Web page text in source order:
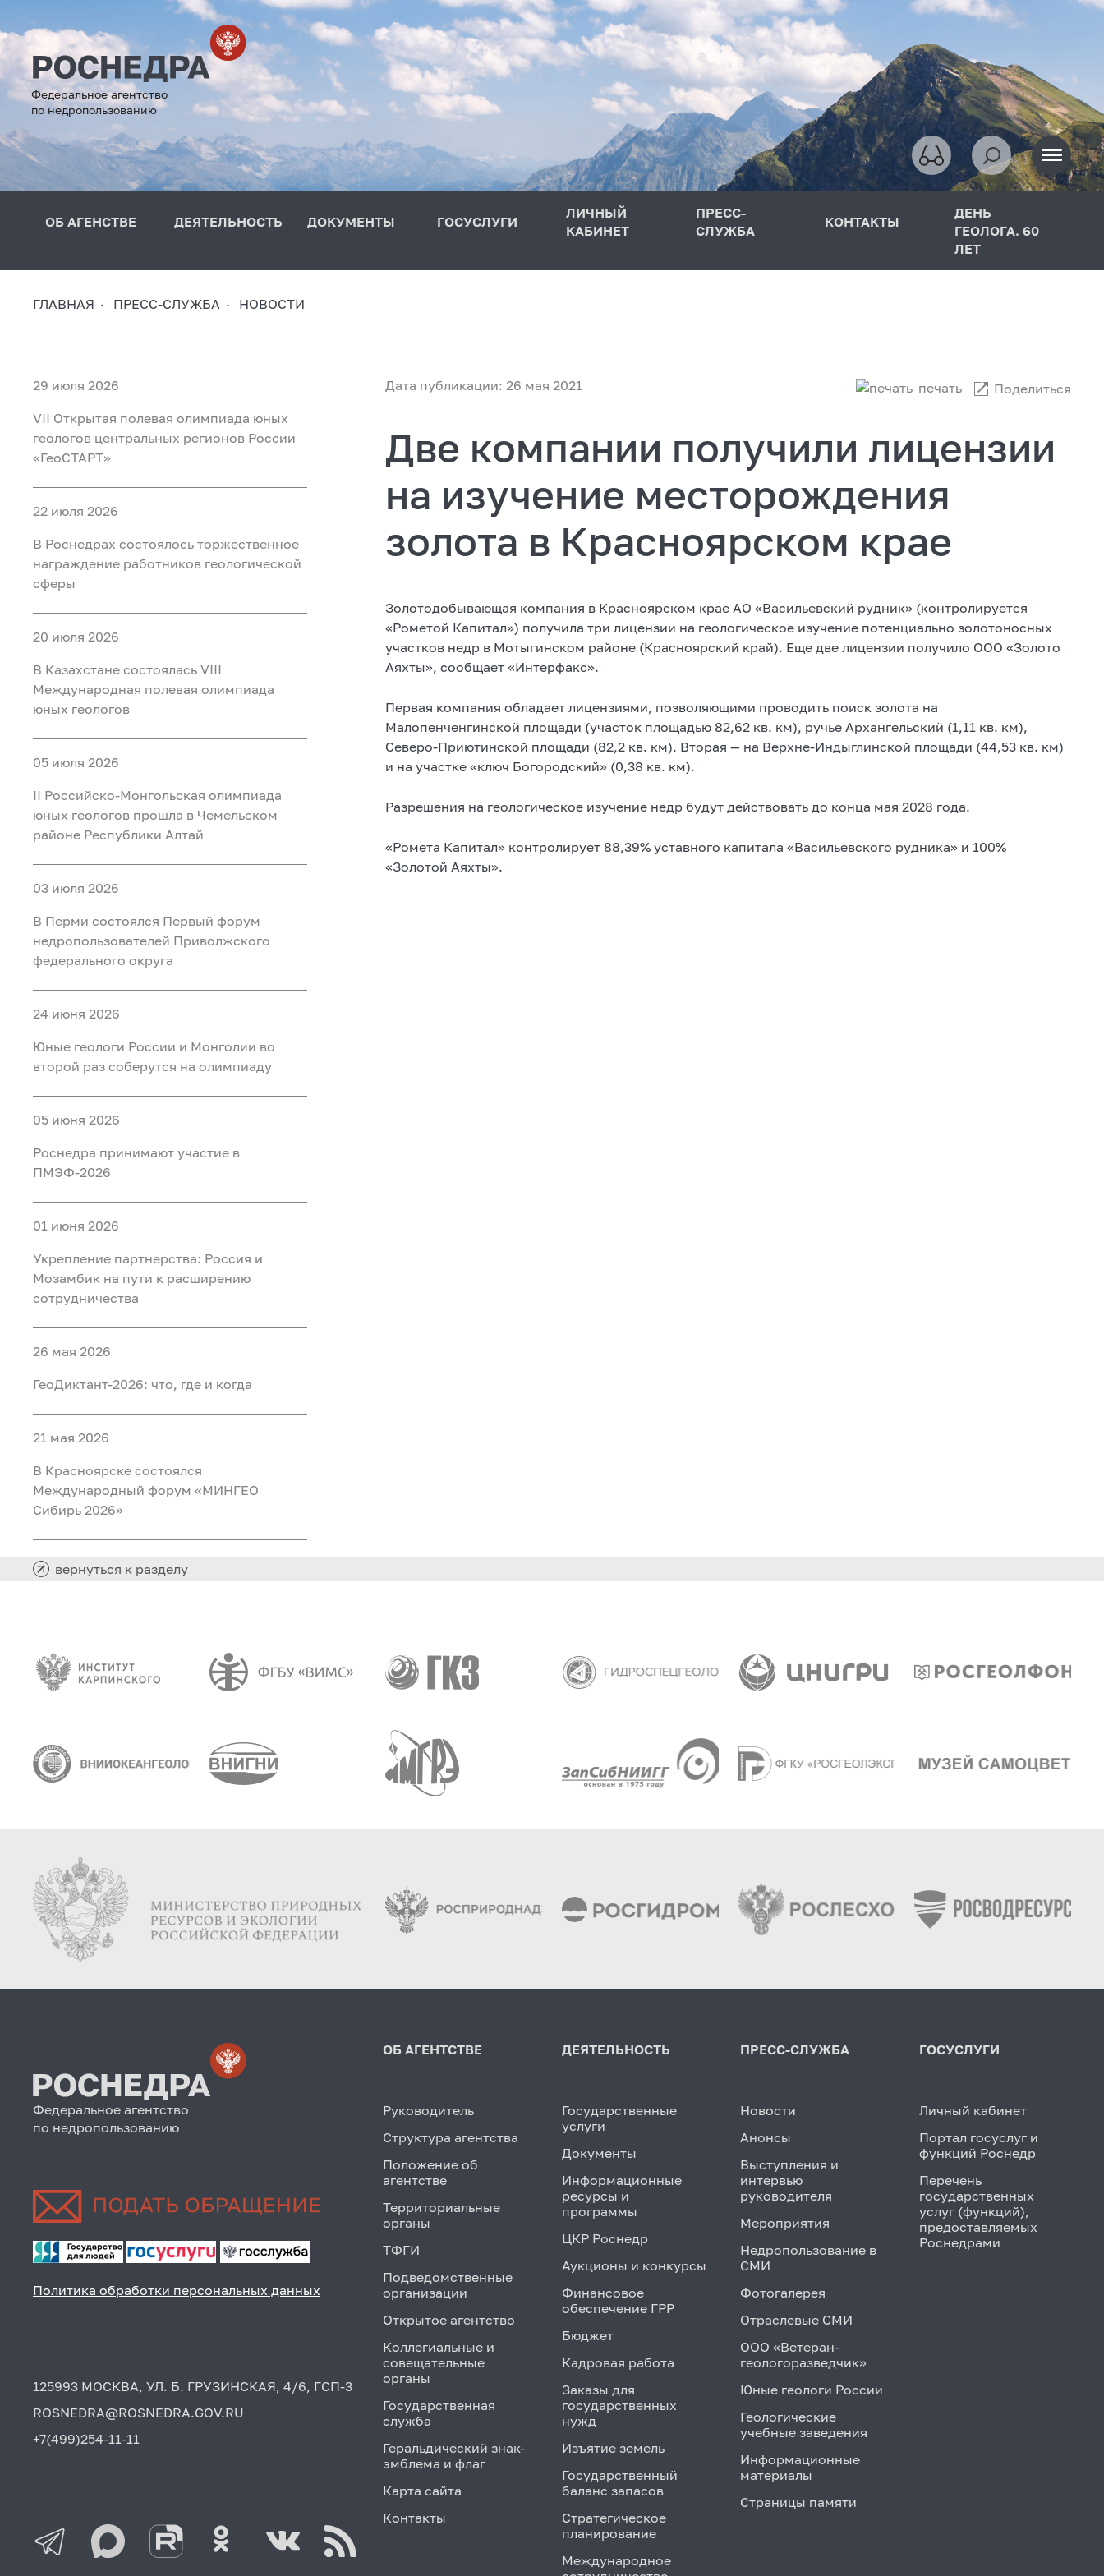
Федеральное агентство
по недропользованию
ОБ АГЕНСТВЕ ДЕЯТЕЛЬНОСТЬ ДОКУМЕНТЫ ГОСУСЛУГИ
ЛИЧНЫЙ
КАБИНЕТ
ПРЕСС-
СЛУЖБА
КОНТАКТЫ
ДЕНЬ
ГЕОЛОГА. 60
ЛЕТ
ГЛАВНАЯ ПРЕСС-СЛУЖБА НОВОСТИ
29 июля 2026
VII Открытая полевая олимпиада юных
геологов центральных регионов России
«ГеоСТАРТ»
22 июля 2026
В Роснедрах состоялось торжественное
награждение работников геологической
сферы
20 июля 2026
В Казахстане состоялась VIII
Международная полевая олимпиада
юных геологов
05 июля 2026
II Российско‑Монгольская олимпиада
юных геологов прошла в Чемельском
районе Республики Алтай
03 июля 2026
В Перми состоялся Первый форум
недропользователей Приволжского
федерального округа
24 июня 2026
Юные геологи России и Монголии во
второй раз соберутся на олимпиаду
05 июня 2026
Роснедра принимают участие в
ПМЭФ-2026
01 июня 2026
Укрепление партнерства: Россия и
Мозамбик на пути к расширению
сотрудничества
26 мая 2026
ГеоДиктант-2026: что, где и когда
21 мая 2026
В Красноярске состоялся
Международный форум «МИНГЕО
Сибирь 2026»
Дата публикации: 26 мая 2021 печать Поделиться
Две компании получили лицензии
на изучение месторождения
золота в Красноярском крае
Золотодобывающая компания в Красноярском крае АО «Васильевский рудник» (контролируется
«Рометой Капитал») получила три лицензии на геологическое изучение потенциально золотоносных
участков недр в Мотыгинском районе (Красноярский край). Еще две лицензии получило ООО «Золото
Аяхты», сообщает «Интерфакс».
Первая компания обладает лицензиями, позволяющими проводить поиск золота на
Малопенченгинской площади (участок площадью 82,62 кв. км), ручье Архангельский (1,11 кв. км),
Северо-Приютинской площади (82,2 кв. км). Вторая — на Верхне-Индыглинской площади (44,53 кв. км)
и на участке «ключ Богородский» (0,38 кв. км).
Разрешения на геологическое изучение недр будут действовать до конца мая 2028 года.
«Ромета Капитал» контролирует 88,39% уставного капитала «Васильевского рудника» и 100%
«Золотой Аяхты».
вернуться к разделу
Федеральное агентство
по недропользованию
Политика обработки персональных данных
125993 МОСКВА, УЛ. Б. ГРУЗИНСКАЯ, 4/6, ГСП-3
ROSNEDRA@ROSNEDRA.GOV.RU
+7(499)254-11-11
ОБ АГЕНТСТВЕ
Руководитель
Структура агентства
Положение об
агентстве
Территориальные
органы
ТФГИ
Подведомственные
организации
Открытое агентство
Коллегиальные и
совещательные
органы
Государственная
служба
Геральдический знак-
эмблема и флаг
Карта сайта
Контакты
ДЕЯТЕЛЬНОСТЬ
Государственные
услуги
Документы
Информационные
ресурсы и
программы
ЦКР Роснедр
Аукционы и конкурсы
Финансовое
обеспечение ГРР
Бюджет
Кадровая работа
Заказы для
государственных
нужд
Изъятие земель
Государственный
баланс запасов
Стратегическое
планирование
Международное
ПРЕСС-СЛУЖБА
Новости
Анонсы
Выступления и
интервью
руководителя
Мероприятия
Недропользование в
СМИ
Фотогалерея
Отраслевые СМИ
ООО «Ветеран-
геологоразведчик»
Юные геологи России
Геологические
учебные заведения
Информационные
материалы
Страницы памяти
ГОСУСЛУГИ
Личный кабинет
Портал госуслуг и
функций Роснедр
Перечень
государственных
услуг (функций),
предоставляемых
Роснедрами